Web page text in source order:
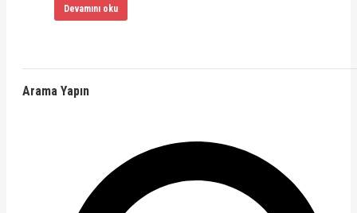
Devamını oku
Arama Yapın